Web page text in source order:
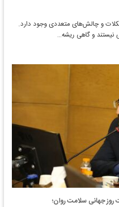
و چالش‌های متعددی وجود دارد.
نیستند و گاهی ریشه…